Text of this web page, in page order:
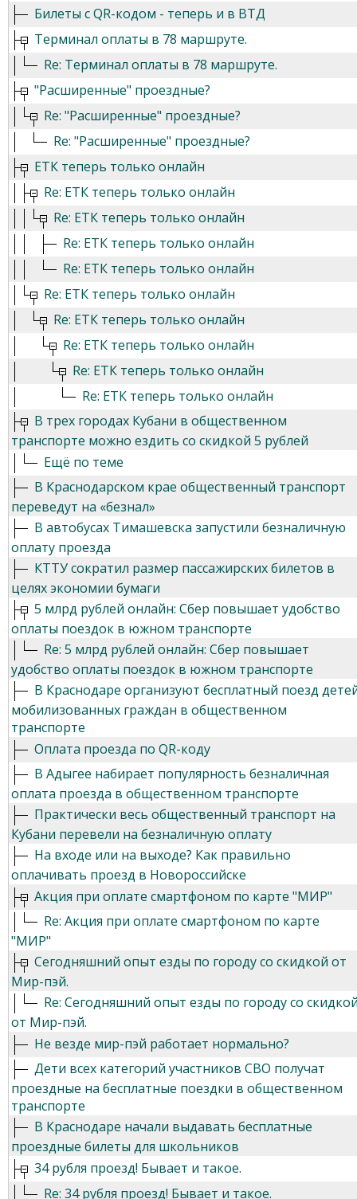
Билеты с QR-кодом - теперь и в ВТД
Терминал оплаты в 78 маршруте.
Re: Терминал оплаты в 78 маршруте.
"Расширенные" проездные?
Re: "Расширенные" проездные?
Re: "Расширенные" проездные?
ЕТК теперь только онлайн
Re: ЕТК теперь только онлайн
Re: ЕТК теперь только онлайн
Re: ЕТК теперь только онлайн
Re: ЕТК теперь только онлайн
Re: ЕТК теперь только онлайн
Re: ЕТК теперь только онлайн
Re: ЕТК теперь только онлайн
Re: ЕТК теперь только онлайн
Re: ЕТК теперь только онлайн
В трех городах Кубани в общественном
транспорте можно ездить со скидкой 5 рублей
Ещё по теме
В Краснодарском крае общественный транспорт
переведут на «безнал»
В автобусах Тимашевска запустили безналичную
оплату проезда
КТТУ сократил размер пассажирских билетов в
целях экономии бумаги
5 млрд рублей онлайн: Сбер повышает удобство
оплаты поездок в южном транспорте
Re: 5 млрд рублей онлайн: Сбер повышает
удобство оплаты поездок в южном транспорте
В Краснодаре организуют бесплатный поезд
мобилизованных граждан в общественном
транспорте
Оплата проезда по QR-коду
В Адыгее набирает популярность безналичная
оплата проезда в общественном транспорте
Практически весь общественный транспорт на
Кубани перевели на безналичную оплату
На входе или на выходе? Как правильно
оплачивать проезд в Новороссийске
Акция при оплате смартфоном по карте "МИР"
Re: Акция при оплате смартфоном по карте
"МИР"
Сегодняшний опыт езды по городу со скидкой от
Мир-пэй.
Re: Сегодняшний опыт езды по городу со
от Мир-пэй.
Не везде мир-пэй работает нормально?
Дети всех категорий участников СВО получат
проездные на бесплатные поездки в общественном
транспорте
В Краснодаре начали выдавать бесплатные
проездные билеты для школьников
34 рубля проезд! Бывает и такое.
Re: 34 рубля проезд! Бывает и такое.